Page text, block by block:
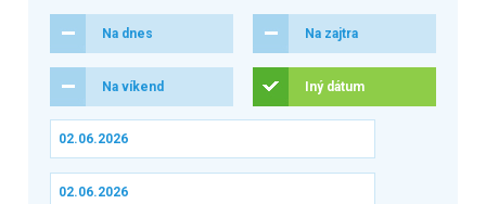
Na dnes Na zajtra
Na víkend Iný dátum